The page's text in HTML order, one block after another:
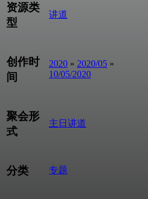
资源类
型
讲道
创作时
间
2020 » 2020/05 »
10/05/2020
聚会形
式
主日讲道
分类 专题